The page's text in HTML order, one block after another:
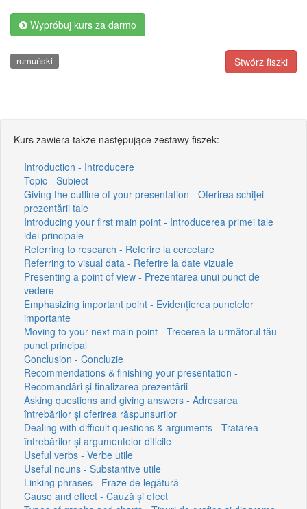
Wypróbuj kurs za darmo
Stwórz fiszki
rumuński
Kurs zawiera także następujące zestawy fiszek:
Introduction - Introducere
Topic - Subiect
Giving the outline of your presentation - Oferirea schiței
prezentării tale
Introducing your first main point - Introducerea primei tale
idei principale
Referring to research - Referire la cercetare
Referring to visual data - Referire la date vizuale
Presenting a point of view - Prezentarea unui punct de
vedere
Emphasizing important point - Evidențierea punctelor
importante
Moving to your next main point - Trecerea la următorul tău
punct principal
Conclusion - Concluzie
Recommendations & finishing your presentation -
Recomandări și finalizarea prezentării
Asking questions and giving answers - Adresarea
întrebărilor și oferirea răspunsurilor
Dealing with difficult questions & arguments - Tratarea
întrebărilor și argumentelor dificile
Useful verbs - Verbe utile
Useful nouns - Substantive utile
Linking phrases - Fraze de legătură
Cause and effect - Cauză și efect